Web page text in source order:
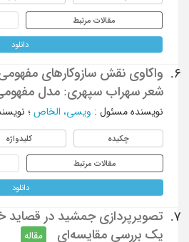
مقالات مرتبط
دانلود
6.
واکاوی نقش سازوکارهای
شعر سهراب سپهری: مدل
نویسنده مسئول : ویسی، الخاص ؛
چکیده کلیدواژه
مقالات مرتبط
دانلود
7.
تصویرپردازی جمشید در قصاید
یک بررسی مقایسه‌ای
مقاله